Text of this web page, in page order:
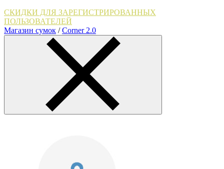
СКИДКИ ДЛЯ ЗАРЕГИСТРИРОВАННЫХ
ПОЛЬЗОВАТЕЛЕЙ
Магазин сумок /Corner 2.0